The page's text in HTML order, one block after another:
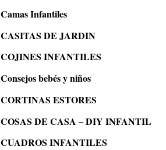
Camas Infantiles
CASITAS DE JARDIN
COJINES INFANTILES
Consejos bebés y niños
CORTINAS ESTORES
COSAS DE CASA – DIY INFANTIL
CUADROS INFANTILES